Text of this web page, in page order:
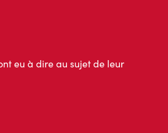
eu à dire au sujet de leur